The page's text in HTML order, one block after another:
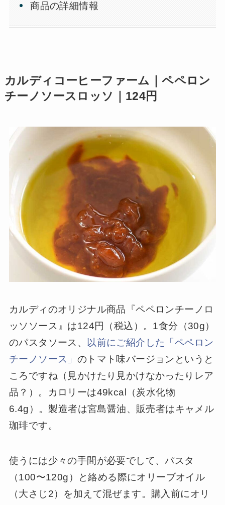
商品の詳細情報
カルディコーヒーファーム｜ペペロン
チーノソースロッソ｜124円
カルディのオリジナル商品『ペペロンチーノロ
ッソソース』は124円（税込）。1食分（30g）
のパスタソース、
以前にご紹介した「ペペロン
チーノソース」 のトマト味バージョンというと
ころですね（見かけたり見かけなかったりレア
品？）。カロリーは49kcal（炭水化物
6.4g）。製造者は宮島醤油、販売者はキャメル
珈琲です。
使うには少々の手間が必要でして、パスタ
（100〜120g）と絡める際にオリーブオイル
（大さじ2）を加えて混ぜます。購入前にオリ